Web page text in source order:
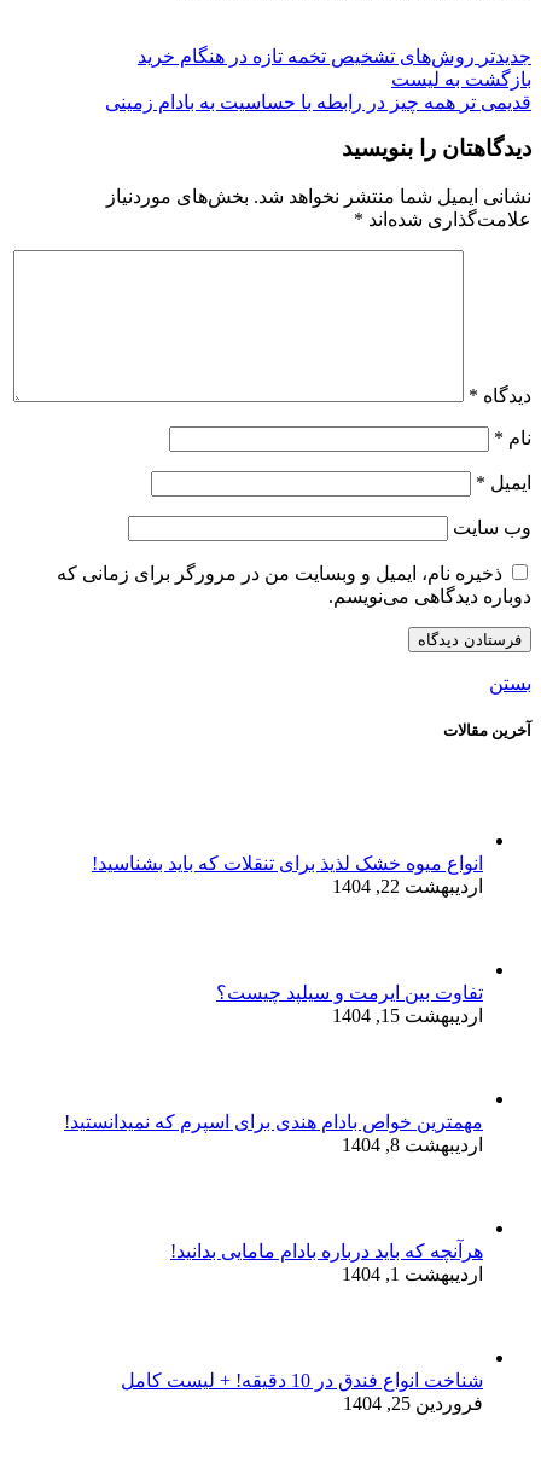
جدیدتر روش‌های تشخیص تخمه تازه در هنگام خرید
بازگشت به لیست
قدیمی تر همه چیز در رابطه با حساسیت به بادام زمینی
دیدگاهتان را بنویسید
نشانی ایمیل شما منتشر نخواهد شد. بخش‌های موردنیاز
علامت‌گذاری شده‌اند *
دیدگاه *
نام *
ایمیل *
وب‌ سایت
ذخیره نام، ایمیل و وبسایت من در مرورگر برای زمانی که
دوباره دیدگاهی می‌نویسم.
بستن
آخرین مقالات
انواع میوه خشک لذیذ برای تنقلات که باید بشناسید!
اردیبهشت 22, 1404
تفاوت بین ایرمت و سیلپد چیست؟
اردیبهشت 15, 1404
مهمترین خواص بادام هندی برای اسپرم که نمیدانستید!
اردیبهشت 8, 1404
هرآنچه که باید درباره بادام مامایی بدانید!
اردیبهشت 1, 1404
شناخت انواع فندق در 10 دقیقه! + لیست کامل
فروردین 25, 1404